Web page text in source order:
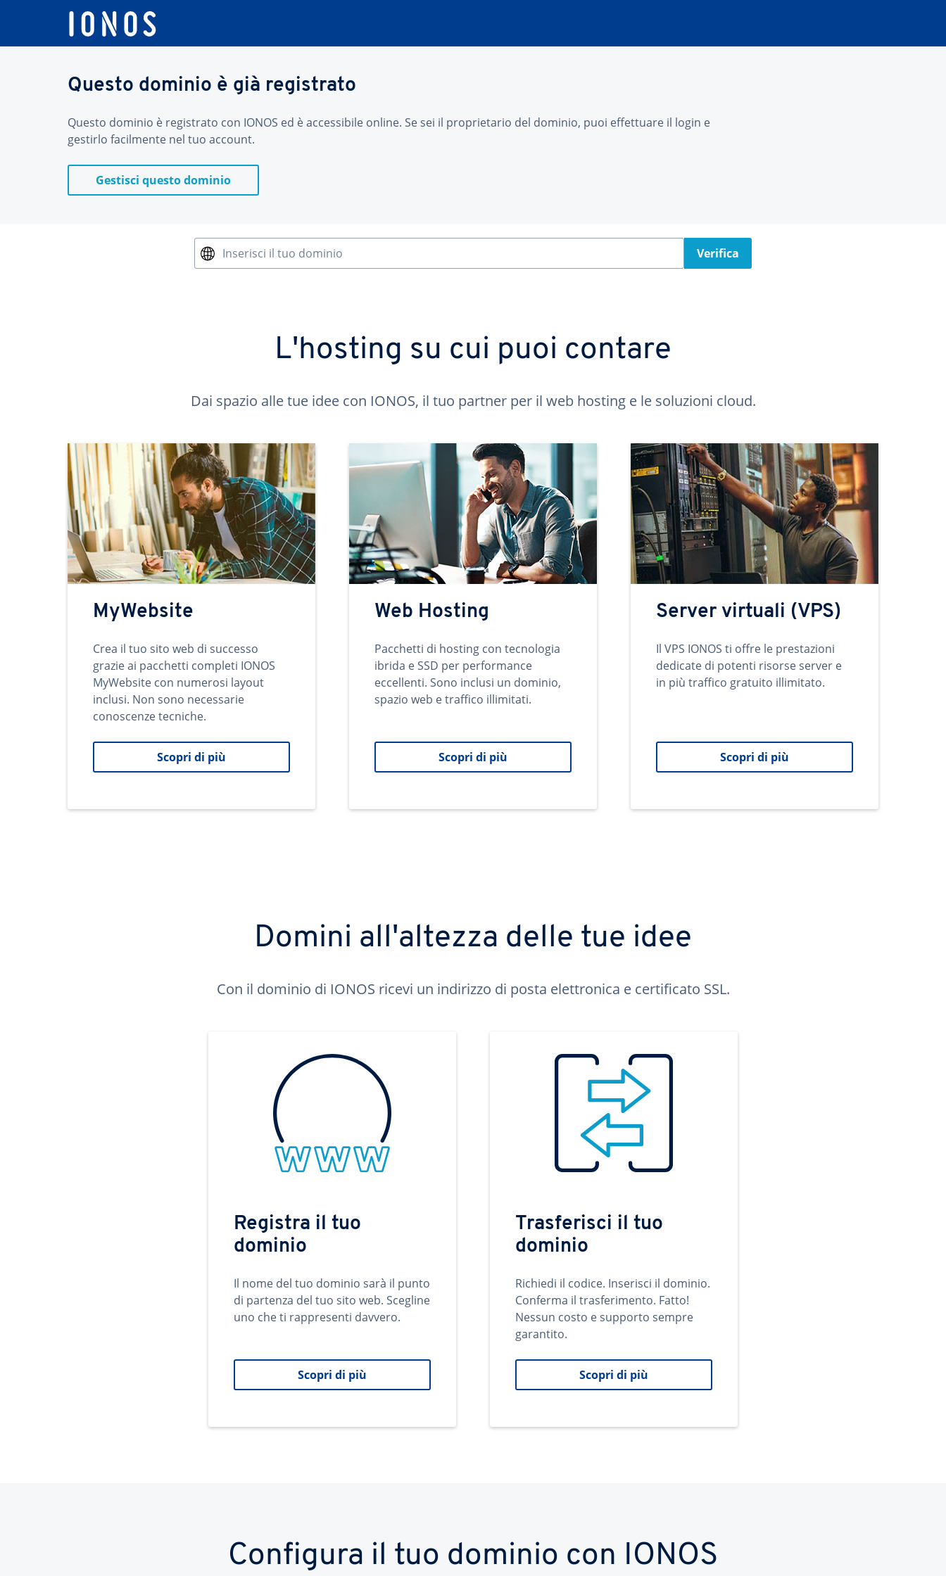
Questo dominio è già registrato
Questo dominio è registrato con IONOS ed è accessibile online. Se sei il proprietario del dominio, puoi effettuare il login e
gestirlo facilmente nel tuo account.
Gestisci questo dominio
Inserisci il tuo dominio Verifica
L'hosting su cui puoi contare
Dai spazio alle tue idee con IONOS, il tuo partner per il web hosting e le soluzioni cloud.
MyWebsite
Crea il tuo sito web di successo
grazie ai pacchetti completi IONOS
MyWebsite con numerosi layout
inclusi. Non sono necessarie
conoscenze tecniche.
Scopri di più
Web Hosting
Pacchetti di hosting con tecnologia
ibrida e SSD per performance
eccellenti. Sono inclusi un dominio,
spazio web e traffico illimitati.
Scopri di più
Server virtuali (VPS)
Il VPS IONOS ti offre le prestazioni
dedicate di potenti risorse server e
in più traffico gratuito illimitato.
Scopri di più
Domini all'altezza delle tue idee
Con il dominio di IONOS ricevi un indirizzo di posta elettronica e certificato SSL.
Registra il tuo
dominio
Il nome del tuo dominio sarà il punto
di partenza del tuo sito web. Scegline
uno che ti rappresenti davvero.
Scopri di più
Trasferisci il tuo
dominio
Richiedi il codice. Inserisci il dominio.
Conferma il trasferimento. Fatto!
Nessun costo e supporto sempre
garantito.
Scopri di più
Configura il tuo dominio con IONOS